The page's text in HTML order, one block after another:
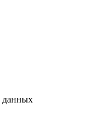
данных